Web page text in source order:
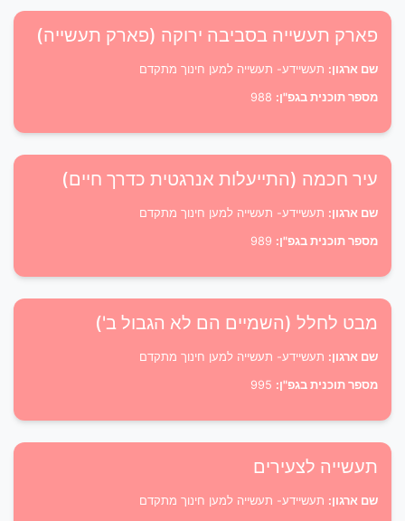
פארק תעשייה בסביבה ירוקה (פארק תעשייה)
שם ארגון: תעשיידע- תעשייה למען חינוך מתקדם
מספר תוכנית בגפ"ן:
עיר חכמה (התייעלות אנרגטית כדרך חיים)
שם ארגון: תעשיידע- תעשייה למען חינוך מתקדם
מספר תוכנית בגפ"ן:
מבט לחלל (השמיים הם לא הגבול ב')
שם ארגון: תעשיידע- תעשייה למען חינוך מתקדם
מספר תוכנית בגפ"ן:
תעשייה לצעירים
שם ארגון: תעשיידע- תעשייה למען חינוך מתקדם